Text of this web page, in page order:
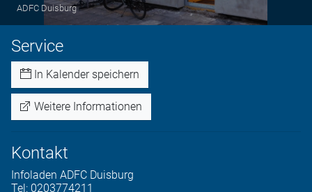
ADFC Duisburg
Service
In Kalender speichern
Weitere Informationen
Kontakt
Infoladen ADFC Duisburg
Tel: 0203774211